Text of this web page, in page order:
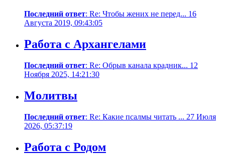
Последний ответ: Re: Чтобы жених не перед... 16
Августа 2019, 09:43:05
Работа с Архангелами
Последний ответ: Re: Обрыв канала крадник... 12
Ноября 2025, 14:21:30
Молитвы
Последний ответ: Re: Какие псалмы читать ... 27 Июля
2026, 05:37:19
Работа с Родом